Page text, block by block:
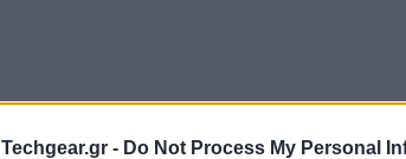
Techgear.gr - Do Not Process My Personal